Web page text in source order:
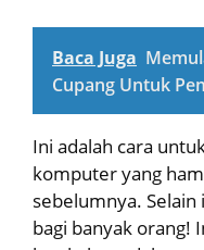
Baca Juga
Cupang Untuk
Ini adalah cara
komputer yang
sebelumnya.
bagi banyak orang!